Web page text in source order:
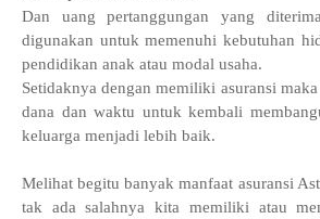
Dan uang pertanggungan yang
digunakan untuk memenuhi kebutuhan
pendidikan anak atau modal usaha.
Setidaknya dengan memiliki asuransi
dana dan waktu untuk kembali
keluarga menjadi lebih baik.
Melihat begitu banyak manfaat asuransi
tak ada salahnya kita memiliki atau